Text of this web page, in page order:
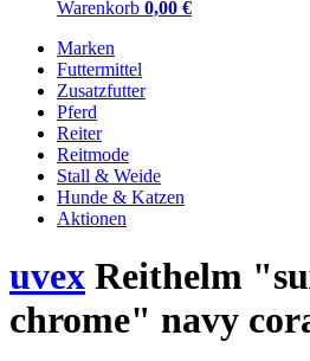
Warenkorb 0,00 €
Marken
Futtermittel
Zusatzfutter
Pferd
Reiter
Reitmode
Stall & Weide
Hunde & Katzen
Aktionen
uvex Reithelm
chrome" navy